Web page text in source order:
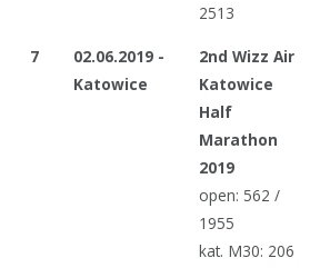
2513
7
02.06.2019 -
Katowice
2nd Wizz Air
Katowice
Half
Marathon
2019
open: 562 /
1955
kat. M30: 206